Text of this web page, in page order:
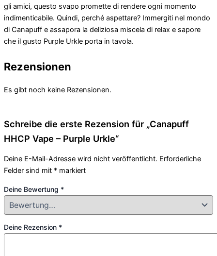
gli amici, questo svapo promette di rendere ogni momento
indimenticabile. Quindi, perché aspettare? Immergiti nel mondo
di Canapuff e assapora la deliziosa miscela di relax e sapore
che il gusto Purple Urkle porta in tavola.
Rezensionen
Es gibt noch keine Rezensionen.
Schreibe die erste Rezension für „Canapuff
HHCP Vape – Purple Urkle“
Deine E-Mail-Adresse wird nicht veröffentlicht. Erforderliche
Felder sind mit * markiert
Deine Bewertung *
Deine Rezension *